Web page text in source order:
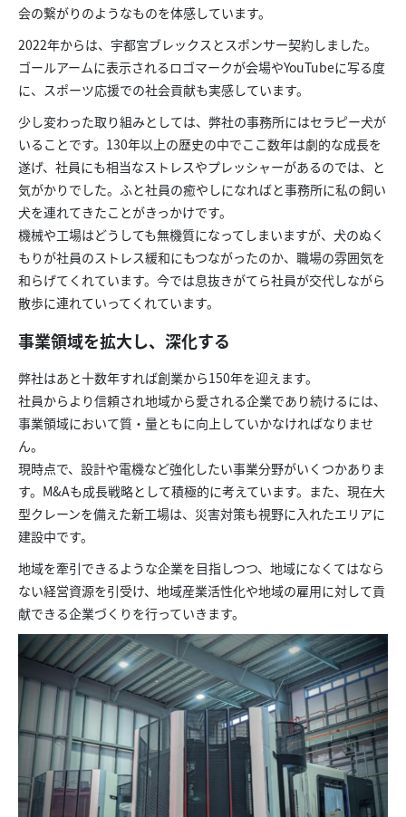
会の繋がりのようなものを体感しています。
2022年からは、宇都宮ブレックスとスポンサー契約しました。
ゴールアームに表示されるロゴマークが会場やYouTubeに写る度
に、スポーツ応援での社会貢献も実感しています。
少し変わった取り組みとしては、弊社の事務所にはセラピー犬が
いることです。130年以上の歴史の中でここ数年は劇的な成長を
遂げ、社員にも相当なストレスやプレッシャーがあるのでは、と
気がかりでした。ふと社員の癒やしになればと事務所に私の飼い
犬を連れてきたことがきっかけです。
機械や工場はどうしても無機質になってしまいますが、犬のぬく
もりが社員のストレス緩和にもつながったのか、職場の雰囲気を
和らげてくれています。今では息抜きがてら社員が交代しながら
散歩に連れていってくれています。
事業領域を拡大し、深化する
弊社はあと十数年すれば創業から150年を迎えます。
社員からより信頼され地域から愛される企業であり続けるには、
事業領域において質・量ともに向上していかなければなりませ
ん。
現時点で、設計や電機など強化したい事業分野がいくつかありま
す。M&Aも成長戦略として積極的に考えています。また、現在大
型クレーンを備えた新工場は、災害対策も視野に入れたエリアに
建設中です。
地域を牽引できるような企業を目指しつつ、地域になくてはなら
ない経営資源を引受け、地域産業活性化や地域の雇用に対して貢
献できる企業づくりを行っていきます。